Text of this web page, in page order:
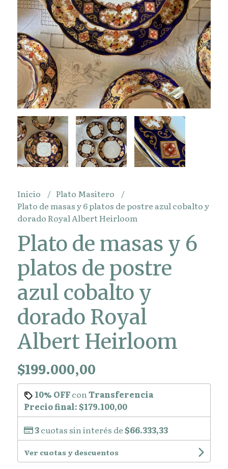
Inicio
Plato Masitero
Plato de masas y 6 platos de postre azul cobalto y
dorado Royal Albert Heirloom
Plato de masas y 6
platos de postre
azul cobalto y
dorado Royal
Albert Heirloom
$199.000,00
10% OFFcon Transferencia
Precio final:$179.100,00
3cuotas sin interés de$66.333,33
Ver cuotas y descuentos